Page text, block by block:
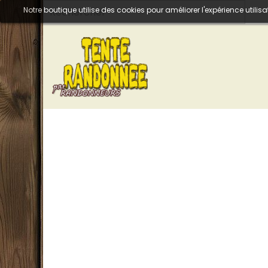
Notre boutique utilise des cookies pour améliorer l'expérience